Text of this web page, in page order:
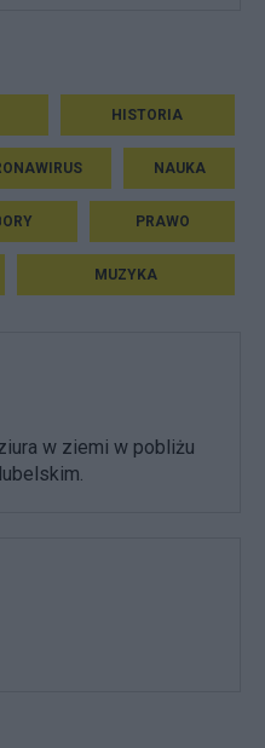
HISTORIA
NAUKA
PRAWO
MUZYKA
w ziemi w pobliżu